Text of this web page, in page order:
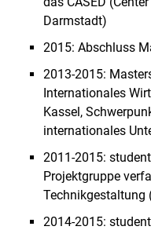
Darmstadt)
2015: Abschluss
2013-2015:
Internationales
Kassel,
internationales
2011-2015:
Projektgruppe
Technikgestaltung
2014-2015: